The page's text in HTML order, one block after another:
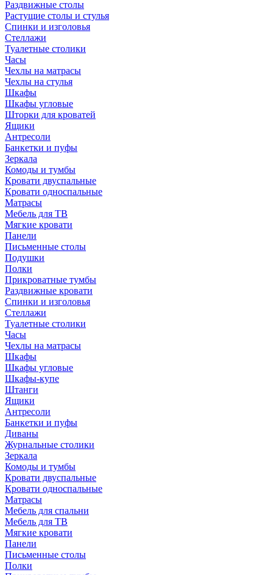
Раздвижные столы
Растущие столы и стулья
Спинки и изголовья
Стеллажи
Туалетные столики
Часы
Чехлы на матрасы
Чехлы на стулья
Шкафы
Шкафы угловые
Шторки для кроватей
Ящики
Антресоли
Банкетки и пуфы
Зеркала
Комоды и тумбы
Кровати двуспальные
Кровати односпальные
Матрасы
Мебель для ТВ
Мягкие кровати
Панели
Письменные столы
Подушки
Полки
Прикроватные тумбы
Раздвижные кровати
Спинки и изголовья
Стеллажи
Туалетные столики
Часы
Чехлы на матрасы
Шкафы
Шкафы угловые
Шкафы-купе
Штанги
Ящики
Антресоли
Банкетки и пуфы
Диваны
Журнальные столики
Зеркала
Комоды и тумбы
Кровати двуспальные
Кровати односпальные
Матрасы
Мебель для спальни
Мебель для ТВ
Мягкие кровати
Панели
Письменные столы
Полки